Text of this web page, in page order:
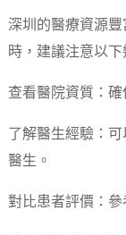
深圳的醫療資源
時，建議注意以下
查看醫院資質：
了解醫生經驗：
醫生。
對比患者評價：